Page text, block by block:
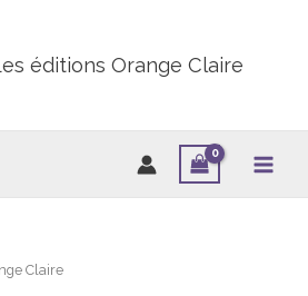
éditions Orange Claire
Claire